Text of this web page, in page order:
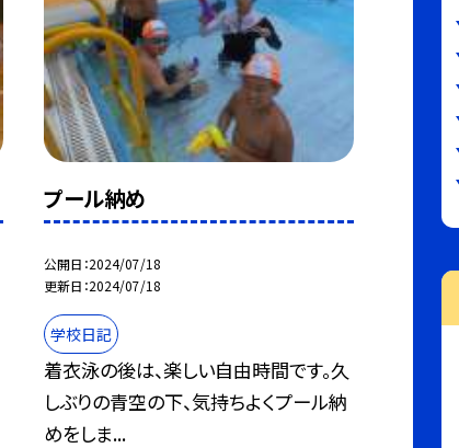
プール納め
公開日 2024/07/18
更新日 2024/07/18
学校日記
着衣泳の後は、楽しい自由時間です。久
しぶりの青空の下、気持ちよくプール納
めをしま...